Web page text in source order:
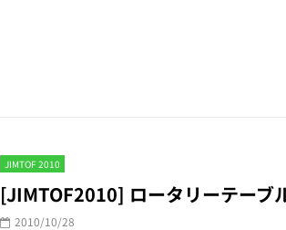
JIMTOF 2010
[JIMTOF2010] ロータリーテーブ
2010/10/28